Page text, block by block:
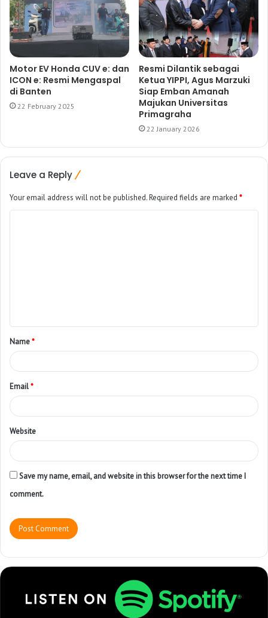
Motor EV Honda CUV e: dan
ICON e: Resmi Mengaspal
di Banten
22 February 2025
Resmi Dilantik sebagai
Ketua YIPPI, Agus Marzuki
Siap Emban Amanah
Majukan Universitas
Primagraha
22 January 2026
Leave a Reply
Your email address will not be published.Required fields are marked *
Name*
Email*
Website
Save my name, email, and website in this browser for the next time I
comment.